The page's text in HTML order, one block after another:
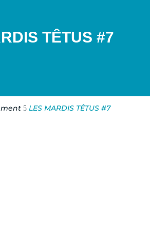
TÊTUS #7
5 LES MARDIS TÊTUS #7